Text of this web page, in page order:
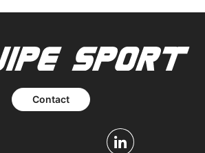
Contact
Linkedin